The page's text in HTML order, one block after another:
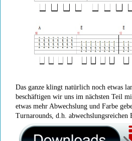
Das ganze klingt natürlich noch etwas
beschäftigen wir uns im nächsten Teil
etwas mehr Abwechslung und Farbe
Turnarounds, d.h. abwechslungsreichen